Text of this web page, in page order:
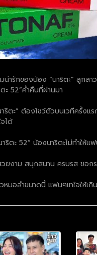
ารักของน้อง “นาริตะ” ลูกส
ะ 52”ค่ำคืนที่ผ่านมา
ตะ” ต้องโชว์ตัวบนเวทีครั้งแ
ได้
ริตะ 52” น้องนาริตะไม่ทำใ
วยงาม สนุกสนาน ครบรส ข
หมอลำขนาดนี้ แฟนๆเทใจให้เ